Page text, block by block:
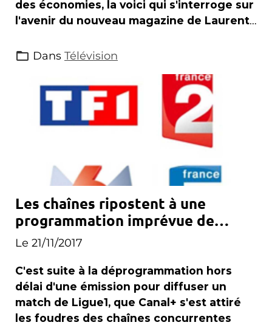
des économies, la voici qui s'interroge sur
l'avenir du nouveau magazine de Laurent
Dans Télévision
Les chaînes ripostent à une
programmation imprévue de
Canal+
Le 21/11/2017
C'est suite à la déprogrammation hors
délai d'une émission pour diffuser un
match de Ligue1, que Canal+ s'est attiré
les foudres des chaînes concurrentes